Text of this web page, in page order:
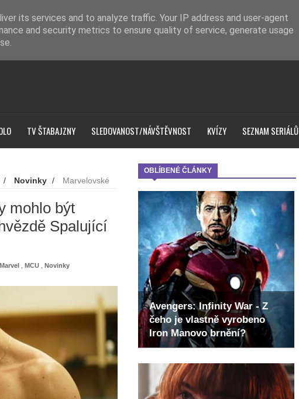
TV ŠTABAJZNY SLEDOVANOST/NÁVŠTĚVNOST KVÍZY SEZNAM SERIÁLŮ
OBLÍBENÉ ČLÁNKY
Avengers: Infinity War - Z
čeho je vlastně vyrobeno
Iron Manovo brnění?
/ Novinky /
Marvelovské
mohlo být
Spalující
Marvel MCU Novinky
its services and to analyze traffic. Your IP address and user-agent
and security metrics to ensure quality of service, generate usage